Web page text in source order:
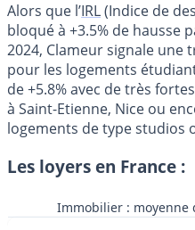
Alors que l’IRL(Indice de
bloqué à +3.5% de hausse
2024, Clameur signale une
pour les logements
de +5.8% avec de très
à Saint-Etienne, Nice ou
logements de type studios
Les loyers en France :
Immobilier : moyenne